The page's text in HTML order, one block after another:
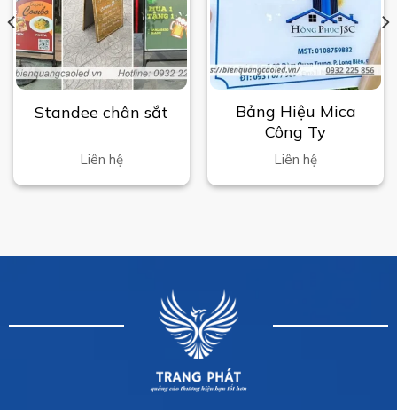
Standee chân sắt
Liên hệ
Bảng Hiệu Mica
Công Ty
Liên hệ